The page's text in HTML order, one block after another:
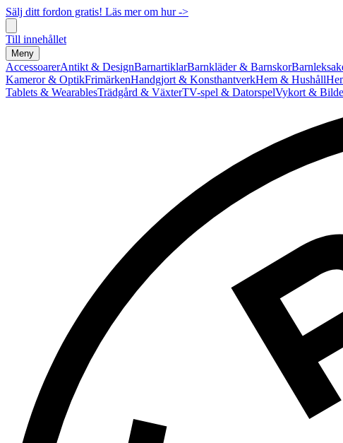
Sälj ditt fordon gratis! Läs mer om hur ->
Till innehållet
Meny
AccessoarerAntikt & DesignBarnartiklarBarnkläder & Barnskor
Kameror & OptikFrimärkenHandgjort & KonsthantverkHem & Hushåll
Tablets & WearablesTrädgård & VäxterTV-spel & DatorspelVykort &